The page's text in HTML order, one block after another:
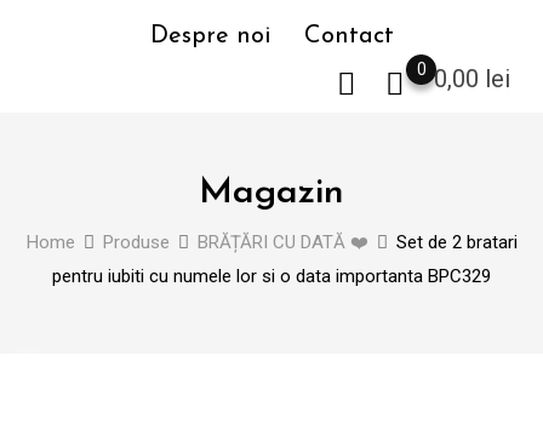
Despre noi Contact
0,00 lei
0
Magazin
Home Produse BRĂȚĂRI CU DATĂ ❤️
Set de 2 bratari
pentru iubiti cu numele lor si o data importanta BPC329